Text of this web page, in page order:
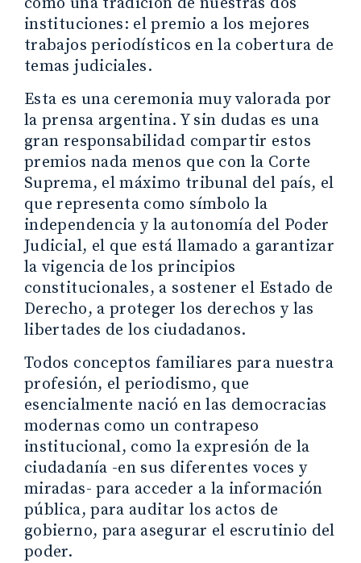
instituciones: el premio a los mejores
trabajos periodísticos en la cobertura de
temas judiciales.
Esta es una ceremonia muy valorada por
la prensa argentina. Y sin dudas es una
gran responsabilidad compartir estos
premios nada menos que con la Corte
Suprema, el máximo tribunal del país, el
que representa como símbolo la
independencia y la autonomía del Poder
Judicial, el que está llamado a garantizar
la vigencia de los principios
constitucionales, a sostener el Estado de
Derecho, a proteger los derechos y las
libertades de los ciudadanos.
Todos conceptos familiares para nuestra
profesión, el periodismo, que
esencialmente nació en las democracias
modernas como un contrapeso
institucional, como la expresión de la
ciudadanía -en sus diferentes voces y
miradas- para acceder a la información
pública, para auditar los actos de
gobierno, para asegurar el escrutinio del
poder.